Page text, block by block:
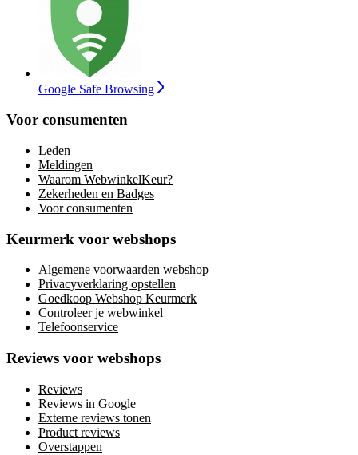
Google Safe Browsing
Voor consumenten
Leden
Meldingen
Waarom WebwinkelKeur?
Zekerheden en Badges
Voor consumenten
Keurmerk voor webshops
Algemene voorwaarden webshop
Privacyverklaring opstellen
Goedkoop Webshop Keurmerk
Controleer je webwinkel
Telefoonservice
Reviews voor webshops
Reviews
Reviews in Google
Externe reviews tonen
Product reviews
Overstappen